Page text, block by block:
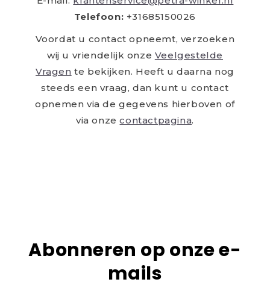
Telefoon: +31685150026
Voordat u contact opneemt, verzoeken
wij u vriendelijk onze Veelgestelde
Vragen te bekijken. Heeft u daarna nog
steeds een vraag, dan kunt u contact
opnemen via de gegevens hierboven of
via onzecontactpagina.
Abonneren op onze e-
mails